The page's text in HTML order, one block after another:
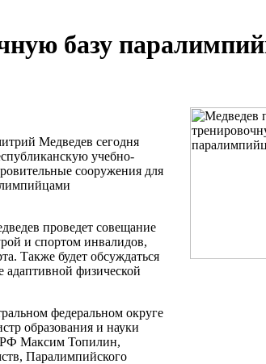
базу
Медведев сегодня
учебно-
сооружения для
проведет совещание
и спортом инвалидов,
Также будет обсуждаться
адаптивной физической
федеральном округе
образования и науки
РФ Максим Топилин,
Паралимпийского